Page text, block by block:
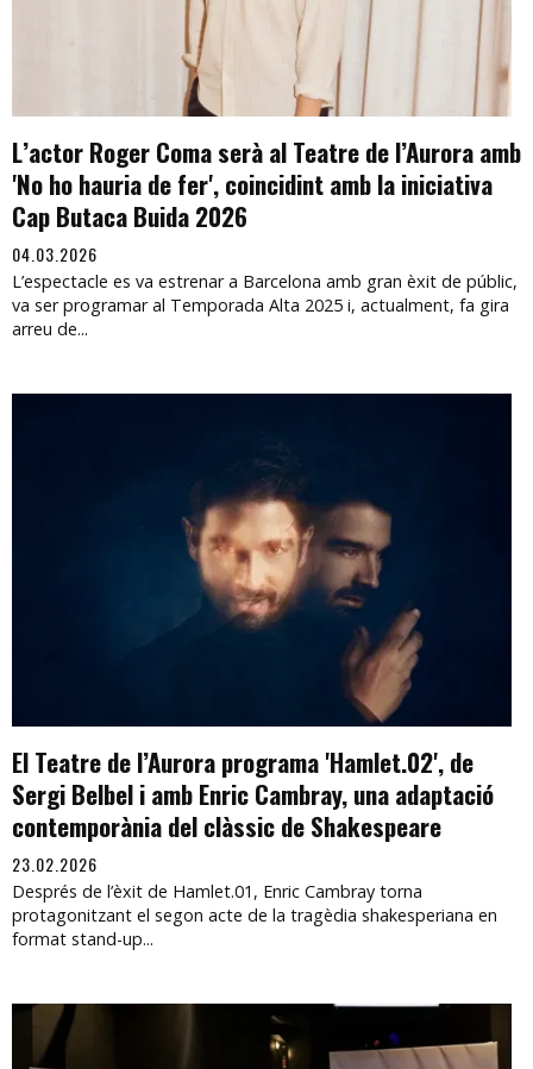
L’actor Roger Coma serà al Teatre de l’Aurora amb
'No ho hauria de fer', coincidint amb la iniciativa
Cap Butaca Buida 2026
04.03.2026
L’espectacle es va estrenar a Barcelona amb gran èxit de públic,
va ser programar al Temporada Alta 2025 i, actualment, fa gira
arreu de...
El Teatre de l’Aurora programa 'Hamlet.02', de
Sergi Belbel i amb Enric Cambray, una adaptació
contemporània del clàssic de Shakespeare
23.02.2026
Després de l’èxit de Hamlet.01, Enric Cambray torna
protagonitzant el segon acte de la tragèdia shakesperiana en
format stand-up...